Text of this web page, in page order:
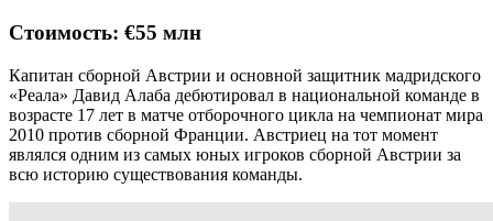
Стоимость: €55 млн
Капитан сборной Австрии и основной защитник мадридского
«Реала» Давид Алаба дебютировал в национальной команде в
возрасте 17 лет в матче отборочного цикла на чемпионат мира
2010 против сборной Франции. Австриец на тот момент
являлся одним из самых юных игроков сборной Австрии за
всю историю существования команды.